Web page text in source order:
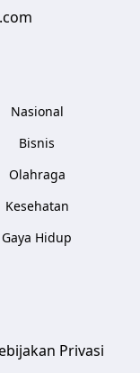
Nasional
Bisnis
Olahraga
Kesehatan
Gaya Hidup
Privasi